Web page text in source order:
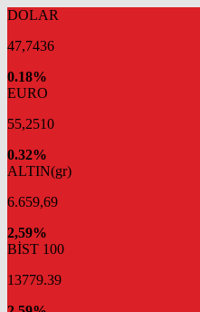
DOLAR
47,7436
0.18%
EURO
55,2510
0.32%
ALTIN(gr)
6.659,69
2,59%
BİST 100
13779.39